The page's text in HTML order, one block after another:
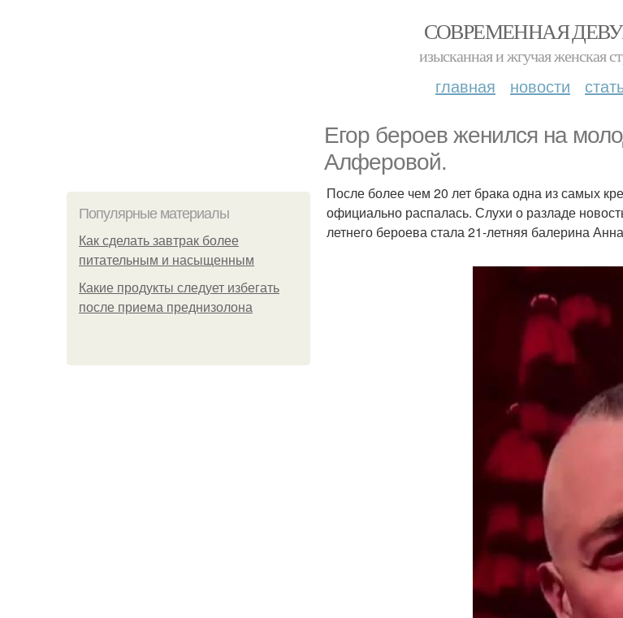
СОВРЕМЕННАЯ
изысканная и жгучая женская
главная новости
Егор бероев женился на
Алферовой.
Популярные материалы
Как сделать завтрак более
питательным и насыщенным
Какие продукты следует избегать
после приема преднизолона
После более чем 20 лет брака одна из самых
официально распалась. Слухи о разладе
летнего бероева стала 21-летняя балерина